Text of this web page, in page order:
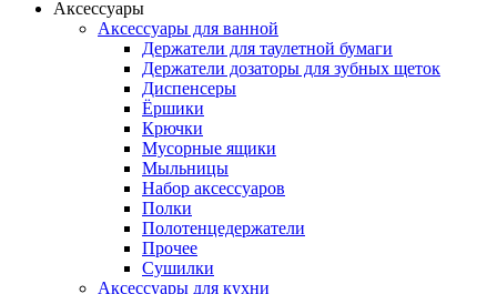
Аксессуары
Аксессуары для ванной
Держатели для таулетной бумаги
Держатели дозаторы для зубных щеток
Диспенсеры
Ёршики
Крючки
Мусорные ящики
Мыльницы
Набор аксессуаров
Полки
Полотенцедержатели
Прочее
Сушилки
Аксессуары для кухни